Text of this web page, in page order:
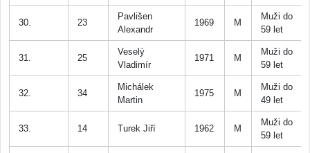
30. 23
Pavlišen
Alexandr
1969 M
Muži do
59 let
31. 25
Veselý
Vladimír
1971 M
Muži do
59 let
32. 34
Michálek
Martin
1975 M
Muži do
49 let
33. 14 Turek Jiří 1962 M
Muži do
59 let